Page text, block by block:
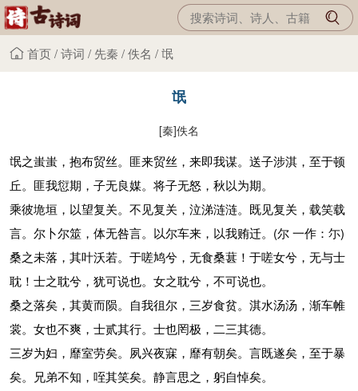
首页/诗词 / 先秦 /佚名 /氓
氓
[秦]佚名
氓之蚩蚩，抱布贸丝。匪来贸丝，来即我谋。送子涉淇，至于顿
丘。匪我愆期，子无良媒。将子无怒，秋以为期。
乘彼垝垣，以望复关。不见复关，泣涕涟涟。既见复关，载笑载
言。尔卜尔筮，体无咎言。以尔车来，以我贿迁。(尔 一作：尓)
桑之未落，其叶沃若。于嗟鸠兮，无食桑葚！于嗟女兮，无与士
耽！士之耽兮，犹可说也。女之耽兮，不可说也。
桑之落矣，其黄而陨。自我徂尔，三岁食贫。淇水汤汤，渐车帷
裳。女也不爽，士贰其行。士也罔极，二三其德。
三岁为妇，靡室劳矣。夙兴夜寐，靡有朝矣。言既遂矣，至于暴
矣。兄弟不知，咥其笑矣。静言思之，躬自悼矣。